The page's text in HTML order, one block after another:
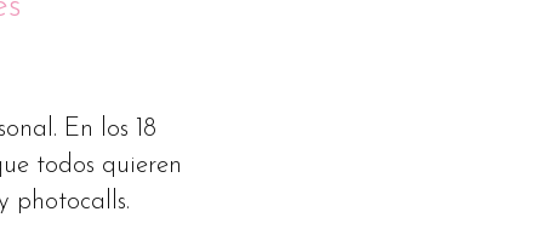
En los 18
todos quieren
photocalls.